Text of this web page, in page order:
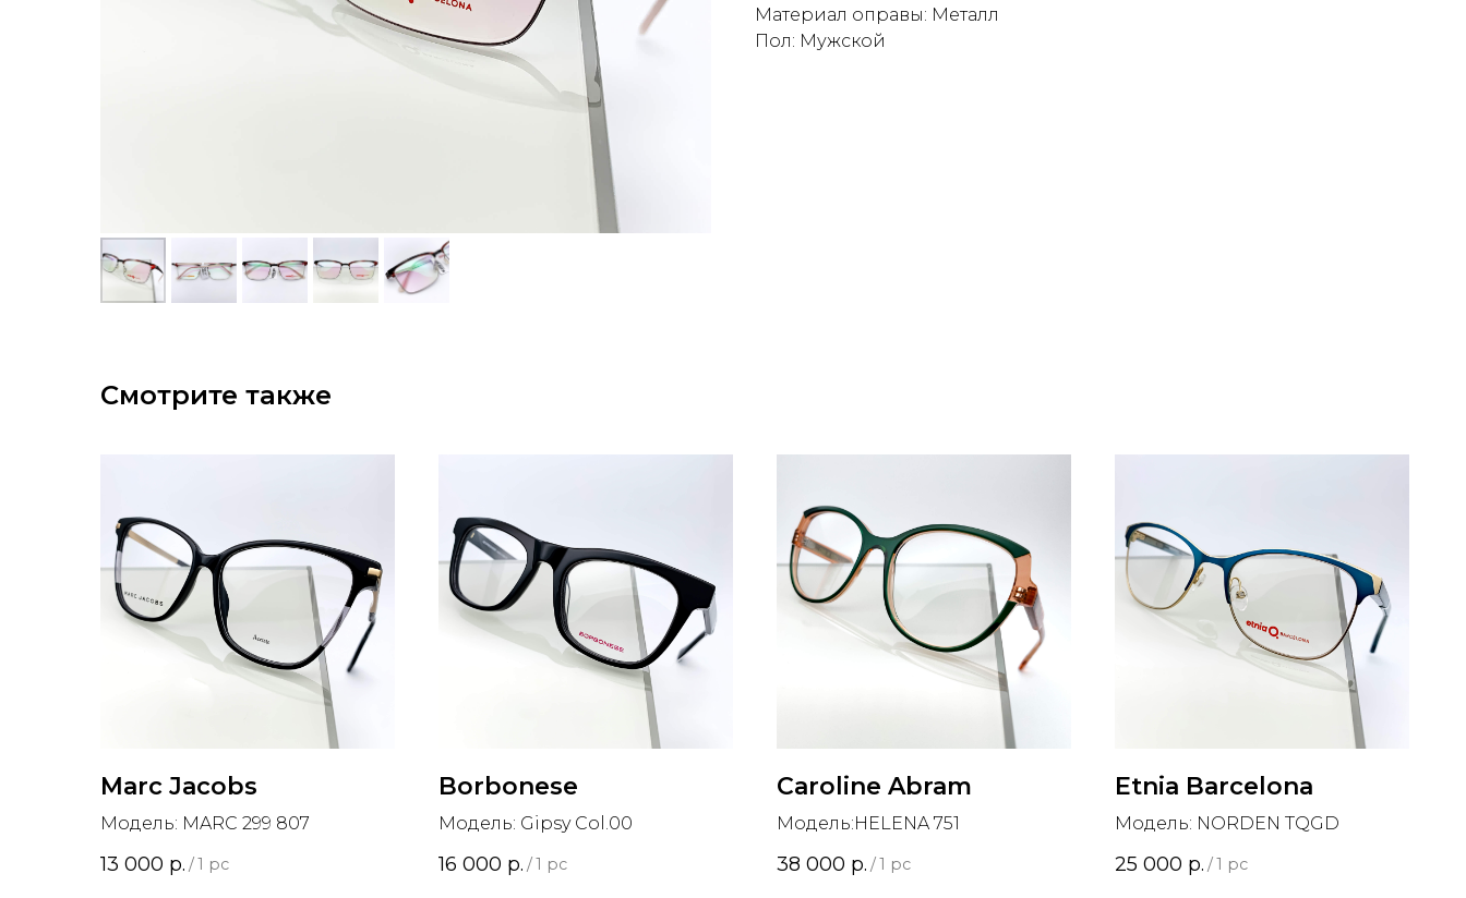
Материал оправы: Металл
Пол: Мужской
Смотрите также
Marc Jacobs
Модель: MARC 299 807
13 000 р. /1 pc
Borbonese
Модель: Gipsy Col.00
16 000 р. /1 pc
Caroline Abram
Модель:HELENA 751
38 000 р. /1 pc
Etnia Barcelona
Модель: NORDEN TQGD
25 000 р. /1 pc